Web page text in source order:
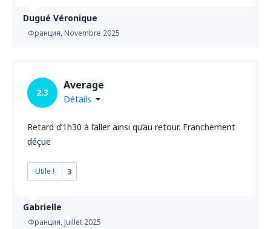
Dugué Véronique
Франция,Novembre 2025
Gabrielle
Франция,Juillet 2025
2.3
Average
Détails
Retard d’1h30 à l’aller ainsi qu’au retour. Franchement
déçue
Utile ! 3